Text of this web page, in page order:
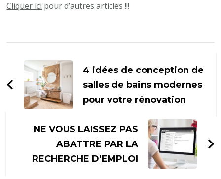
Cliquer ici pour d’autres articles !!!
d'article
4 idées de conception de
salles de bains modernes
pour votre rénovation
NE VOUS LAISSEZ PAS
ABATTRE PAR LA
RECHERCHE D’EMPLOI